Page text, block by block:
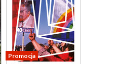
Promocja